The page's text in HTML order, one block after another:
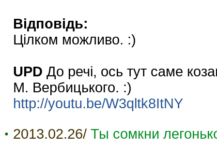
Відповідь:
Цілком можливо. :)
UPD До речі, ось тут саме
М. Вербицького. :)
http://youtu.be/W3qltk8ItNY
2013.02.26/ Ты сомкни